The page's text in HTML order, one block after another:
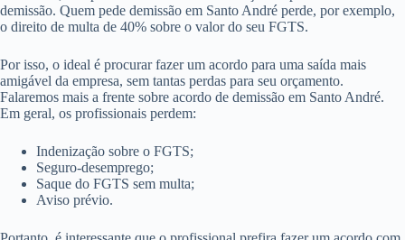
demissão. Quem pede demissão em Santo André perde, por exemplo,
o direito de multa de 40% sobre o valor do seu FGTS.
Por isso, o ideal é procurar fazer um acordo para uma saída mais
amigável da empresa, sem tantas perdas para seu orçamento.
Falaremos mais a frente sobre acordo de demissão em Santo André.
Em geral, os profissionais perdem:
Indenização sobre o FGTS;
Seguro-desemprego;
Saque do FGTS sem multa;
Aviso prévio.